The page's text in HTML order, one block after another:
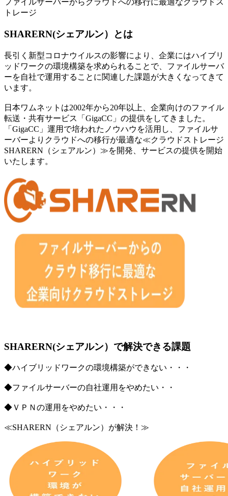
トレージ
SHARERN(シェアルン）とは
長引く新型コロナウイルスの影響により、企業にはハイブリ
ッドワークの環境構築を求められることで、ファイルサーバ
ーを自社で運用することに関連した課題が大きくなってきて
います。
日本ワムネットは2002年から20年以上、企業向けのファイル
転送・共有サービス「GigaCC」の提供をしてきました。
「GigaCC」運用で培われたノウハウを活用し、ファイルサ
ーバーよりクラウドへの移行が最適な≪クラウドストレージ
SHARERN（シェアルン）≫を開発、サービスの提供を開始
いたします。
SHARERN(シェアルン）で解決できる課題
◆ハイブリッドワークの環境構築ができない・・・
◆ファイルサーバーの自社運用をやめたい・・
◆ＶＰＮの運用をやめたい・・・
≪SHARERN（シェアルン）が解決！≫